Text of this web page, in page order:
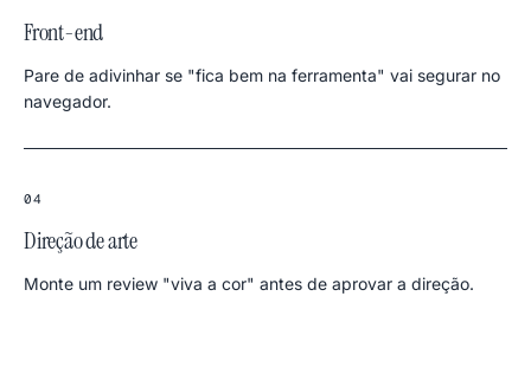
Front-end
Pare de adivinhar se "fica bem na ferramenta" vai segurar no
navegador.
04
Direção de arte
Monte um review "viva a cor" antes de aprovar a direção.